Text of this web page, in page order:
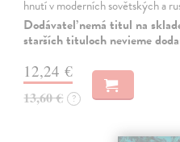
hnutí v moderních sovětských a
Dodávateľ nemá titul na
starších tituloch nevieme
12,24 €
13,60 € ?